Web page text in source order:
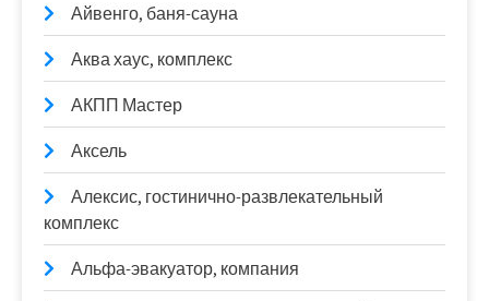
Айвенго, баня-сауна
Аква хаус, комплекс
АКПП Мастер
Аксель
Алексис, гостинично-развлекательный
комплекс
Альфа-эвакуатор, компания